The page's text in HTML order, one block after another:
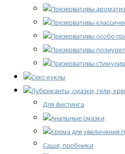
Презервативы
Презервативы
Презервативы особо
Презервативы
Презервативы
Секс-куклы
Лубриканты, смазки, гели,
Для фистинга
Анальные смазки
Крема для увеличения
Саше, пробники